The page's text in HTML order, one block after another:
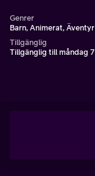
Genrer
Barn, Animerat, Äventyr
Tillgänglig
Tillgänglig till måndag